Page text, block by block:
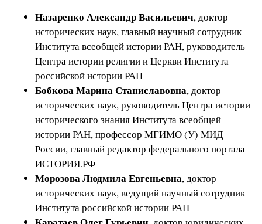
Назаренко Александр Васильевич, доктор
исторических наук, главный научный сотрудник
Института всеобщей истории РАН, руководитель
Центра истории религии и Церкви Института
российской истории РАН
Бобкова Марина Станиславовна, доктор
исторических наук, руководитель Центра истории
исторического знания Института всеобщей
истории РАН, профессор МГИМО (У) МИД
России, главный редактор федерального портала
ИСТОРИЯ.РФ
Морозова Людмила Евгеньевна, доктор
исторических наук, ведущий научный сотрудник
Института российской истории РАН